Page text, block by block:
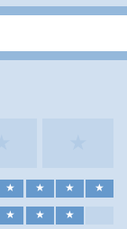
★ ★ ★ ★
★ ★ ★